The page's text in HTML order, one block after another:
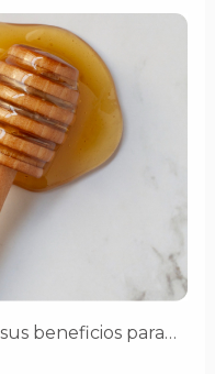
beneficios para…